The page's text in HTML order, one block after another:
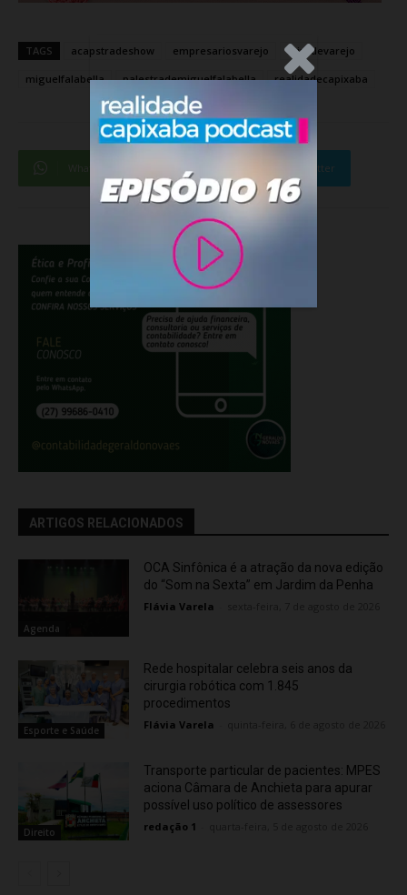
.Anúncio
TAGS acapstradeshow empresariosvarejo feiradevarejo
miguelfalabella palestrademiguelfalabella realidadecapixaba
Twitter
ARTIGOS RELACIONADOS
Agenda
OCA Sinfônica é a atração da nova edição
do “Som na Sexta” em Jardim da Penha
Flávia Varela
Esporte e Saúde
Rede hospitalar celebra seis anos da
cirurgia robótica com 1.845
procedimentos
Flávia Varela
Direito
Transporte particular de pacientes: MPES
aciona Câmara de Anchieta para apurar
possível uso político de assessores
redação 1